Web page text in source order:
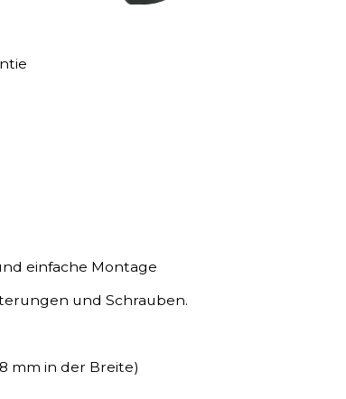
einfache Montage
und Schrauben.
mm in der Breite)